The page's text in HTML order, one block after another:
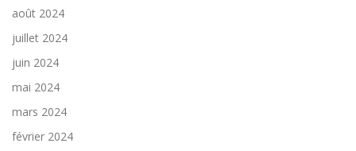
août 2024
juillet 2024
juin 2024
mai 2024
mars 2024
février 2024